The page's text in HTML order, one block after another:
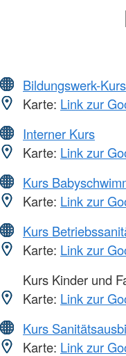
Bildungswerk-Kurs
Karte: Link zur
Interner Kurs
Karte: Link zur
Kurs
Karte: Link zur
Kurs
Karte: Link zur
Kurs Kinder und
Karte: Link zur
Kurs
Karte: Link zur